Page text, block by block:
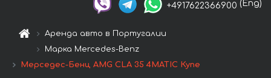
+4917622366900 (Eng)
Аренда авто в Португалии
Марка Mercedes-Benz
Мерседес-Бенц AMG CLA 35 4MATIC Купе